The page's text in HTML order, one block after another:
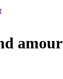
amour